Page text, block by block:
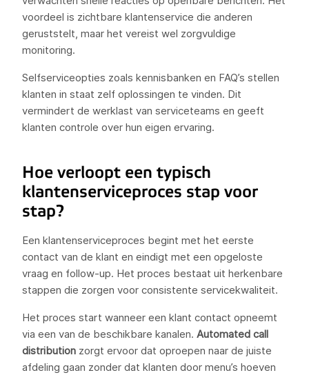
voordeel is zichtbare klantenservice die anderen
geruststelt, maar het vereist wel zorgvuldige
monitoring.
Selfserviceopties zoals kennisbanken en FAQ’s stellen
klanten in staat zelf oplossingen te vinden. Dit
vermindert de werklast van serviceteams en geeft
klanten controle over hun eigen ervaring.
Hoe verloopt een typisch
klantenserviceproces stap voor
stap?
Een klantenserviceproces begint met het eerste
contact van de klant en eindigt met een opgeloste
vraag en follow-up. Het proces bestaat uit herkenbare
stappen die zorgen voor consistente servicekwaliteit.
Het proces start wanneer een klant contact opneemt
via een van de beschikbare kanalen. Automated call
distribution zorgt ervoor dat oproepen naar de juiste
afdeling gaan zonder dat klanten door menu’s hoeven